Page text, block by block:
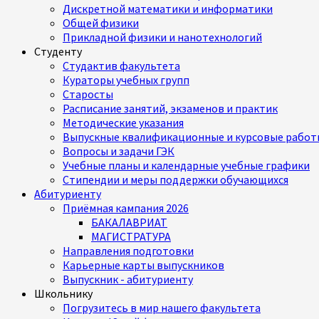
Дискретной математики и информатики
Общей физики
Прикладной физики и нанотехнологий
Студенту
Студактив факультета
Кураторы учебных групп
Старосты
Расписание занятий, экзаменов и практик
Методические указания
Выпускные квалификационные и курсовые
Вопросы и задачи ГЭК
Учебные планы и календарные учебные графики
Стипендии и меры поддержки обучающихся
Абитуриенту
Приёмная кампания 2026
БАКАЛАВРИАТ
МАГИСТРАТУРА
Направления подготовки
Карьерные карты выпускников
Выпускник - абитуриенту
Школьнику
Погрузитесь в мир нашего факультета